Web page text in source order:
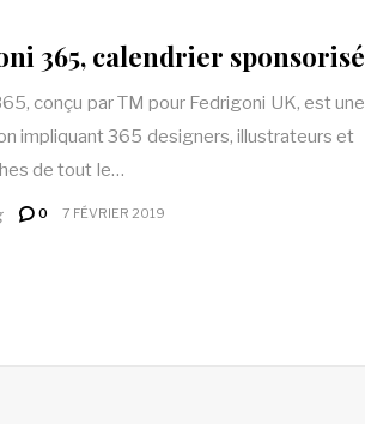
365, calendrier sponsorisé
conçu par TM pour Fedrigoni UK, est une
impliquant 365 designers, illustrateurs et
de tout le…
0 7 FÉVRIER 2019